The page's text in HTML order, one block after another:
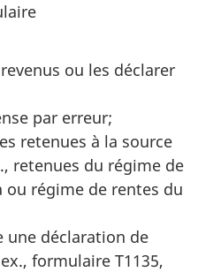
ou les déclarer
par erreur;
retenues à la source
retenues du régime de
ou régime de rentes du
déclaration de
formulaire T1135,